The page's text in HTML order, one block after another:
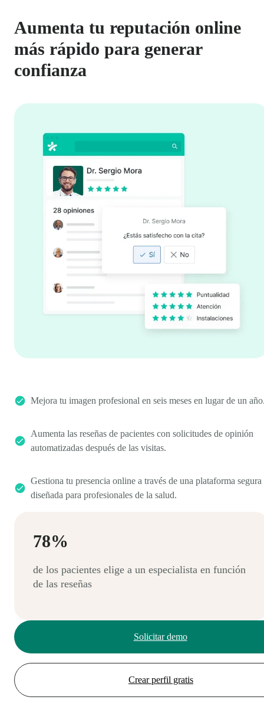
Aumenta tu reputación online
más rápido para generar
confianza
Mejora tu imagen profesional en seis meses en lugar de un
Aumenta las reseñas de pacientes con solicitudes de opinión
automatizadas después de las visitas.
Gestiona tu presencia online a través de una plataforma segura
diseñada para profesionales de la salud.
78%
de los pacientes elige a un especialista en función
de las reseñas
Solicitar demo
Crear perfil gratis